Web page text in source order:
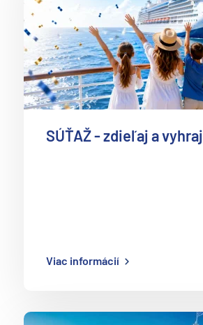
SÚŤAŽ - zdieľaj a vyhraj
Viac informácií